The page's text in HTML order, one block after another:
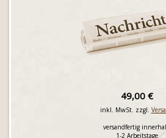
49,00 €
inkl. MwSt. zzgl.
versandfertig
1-2 Arbeitstage